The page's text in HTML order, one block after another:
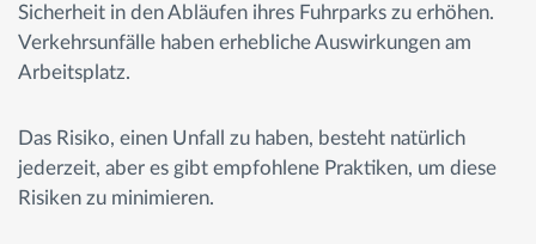
Sicherheit in den Abläufen ihres Fuhrparks zu erhöhen.
Verkehrsunfälle haben erhebliche Auswirkungen am
Arbeitsplatz.
Das Risiko, einen Unfall zu haben, besteht natürlich
jederzeit, aber es gibt empfohlene Praktiken, um diese
Risiken zu minimieren.